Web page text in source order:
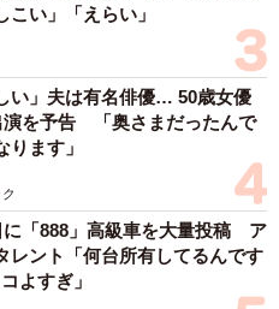
こい」「えらい」
い」夫は有名俳優… 50歳女優
演を予告 「奥さまだったんで
ります」
に「888」高級車を大量投稿 ア
レント「何台所有してるんです
よすぎ」